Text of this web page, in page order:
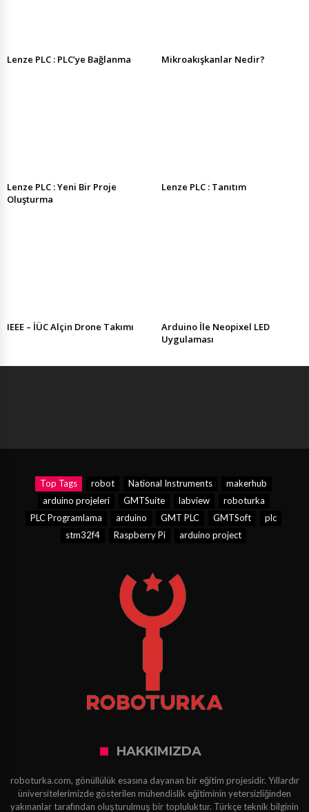
Lenze PLC : PLC’ye Bağlanma Mikroakışkanlar Nedir?
Lenze PLC : Yeni Bir Proje
Oluşturma
Lenze PLC : Tanıtım
IEEE – İÜC Alçin Drone Takımı
Arduino İle Neopixel LED
Uygulaması
Top Tags robot National Instruments
makerhub
arduino projeleri
GMTSuite labview
roboturka
PLC Programlama
arduino GMT PLC GMTSoft
plc
stm32f4
Raspberry Pi arduino project
HAKKIMIZDA
roboturka.com, gönüllülük esasına dayanan bir eğitim projesidir. Yıllardır
üniversitelerimizde gösterilen mühendislik eğitiminin yetersizliğinden
yakınanlar tarafından oluşturulmuş bir topluluktur. Türkçe teknik bilginin